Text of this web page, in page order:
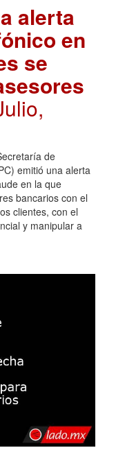
alerta
en
se
de
emitió una alerta
en la que
bancarios con el
clientes, con el
y manipular a